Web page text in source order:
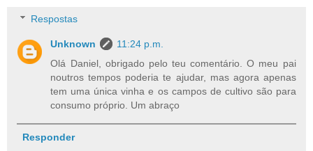
Respostas
Unknown
11:24 p.m.
Olá Daniel, obrigado pelo teu comentário. O meu pai
noutros tempos poderia te ajudar, mas agora apenas
tem uma única vinha e os campos de cultivo são para
consumo próprio. Um abraço
Responder